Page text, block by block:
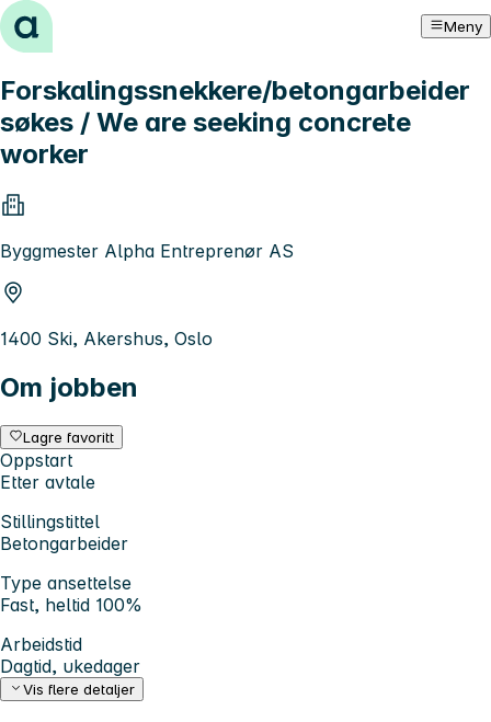
Hopp til innhold Meny
Forskalingssnekkere/betongarbeider
søkes / We are seeking concrete
worker
Byggmester Alpha Entreprenør AS
1400 Ski, Akershus, Oslo
Om jobben
Lagre favoritt
Oppstart
Etter avtale
Stillingstittel
Betongarbeider
Type ansettelse
Fast, heltid 100%
Arbeidstid
Dagtid, ukedager
Vis flere detaljer